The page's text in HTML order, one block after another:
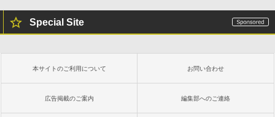
Special Site
本サイトのご利用について お問い合わせ
広告掲載のご案内 編集部へのご連絡